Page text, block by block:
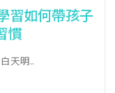
習如何帶孩子
慣
天明..